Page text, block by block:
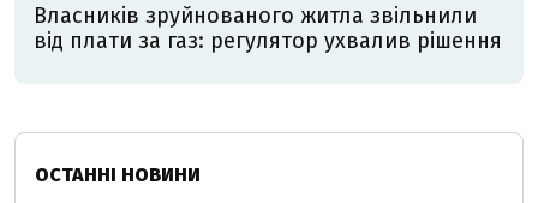
Власників зруйнованого житла звільнили
від плати за газ: регулятор ухвалив рішення
ОСТАННІ НОВИНИ